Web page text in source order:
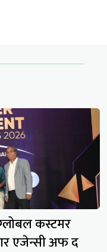
कस्टमर
एजेन्सी अफ द